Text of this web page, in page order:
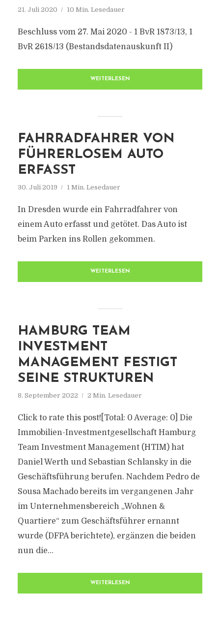
21. Juli 2020 10 Min. Lesedauer
Beschluss vom 27. Mai 2020 - 1 BvR 1873/13, 1
BvR 2618/13 (Bestandsdatenauskunft II)
WEITERLESEN
FAHRRADFAHRER VON
FÜHRERLOSEM AUTO
ERFASST
30. Juli 2019 1 Min. Lesedauer
In Dresden wurde ein Fahrradfahrer von
einem Auto erfasst und getötet. Das Auto ist
beim Parken ins Rollen gekommen.
WEITERLESEN
HAMBURG TEAM
INVESTMENT
MANAGEMENT FESTIGT
SEINE STRUKTUREN
8. September 2022 2 Min. Lesedauer
Click to rate this post![Total: 0 Average: 0] Die
Immobilien-Investmentgesellschaft Hamburg
Team Investment Management (HTIM) hat
Daniel Werth und Sebastian Schlansky in die
Geschäftsführung berufen. Nachdem Pedro de
Sousa Machado bereits im vergangenen Jahr
im Unternehmensbereich „Wohnen &
Quartiere“ zum Geschäftsführer ernannt
wurde (DFPA berichtete), ergänzen die beiden
nun die...
WEITERLESEN